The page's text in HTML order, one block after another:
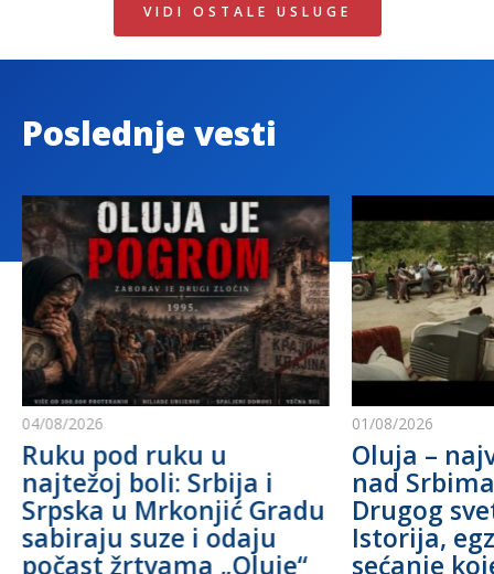
VIDI OSTALE USLUGE
Poslednje vesti
04/08/2026
Ruku pod ruku u
najtežoj boli: Srbija i
Srpska u Mrkonjić Gradu
sabiraju suze i odaju
počast žrtvama „Oluje“
01/08/2026
Oluja –
nad
Drugog
Istorija,
sećanje